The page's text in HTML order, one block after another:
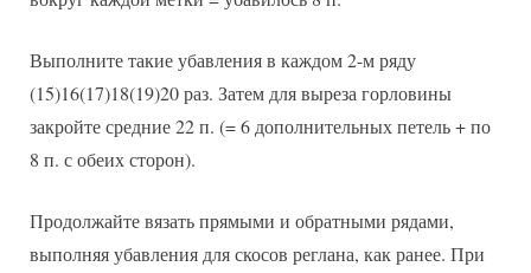
Выполните такие убавления в каждом 2-м ряду
(15)16(17)18(19)20 раз. Затем для выреза горловины
закройте средние 22 п. (= 6 дополнительных петель + по
8 п. с обеих сторон).
Продолжайте вязать прямыми и обратными рядами,
выполняя убавления для скосов реглана, как ранее. При